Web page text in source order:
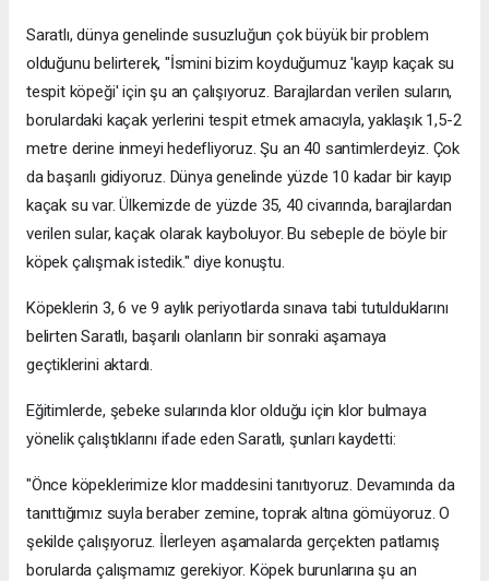
Saratlı, dünya genelinde susuzluğun çok büyük bir problem
olduğunu belirterek, "İsmini bizim koyduğumuz 'kayıp kaçak su
tespit köpeği' için şu an çalışıyoruz. Barajlardan verilen suların,
borulardaki kaçak yerlerini tespit etmek amacıyla, yaklaşık 1,5-2
metre derine inmeyi hedefliyoruz. Şu an 40 santimlerdeyiz. Çok
da başarılı gidiyoruz. Dünya genelinde yüzde 10 kadar bir kayıp
kaçak su var. Ülkemizde de yüzde 35, 40 civarında, barajlardan
verilen sular, kaçak olarak kayboluyor. Bu sebeple de böyle bir
köpek çalışmak istedik." diye konuştu.
Köpeklerin 3, 6 ve 9 aylık periyotlarda sınava tabi tutulduklarını
belirten Saratlı, başarılı olanların bir sonraki aşamaya
geçtiklerini aktardı.
Eğitimlerde, şebeke sularında klor olduğu için klor bulmaya
yönelik çalıştıklarını ifade eden Saratlı, şunları kaydetti:
"Önce köpeklerimize klor maddesini tanıtıyoruz. Devamında da
tanıttığımız suyla beraber zemine, toprak altına gömüyoruz. O
şekilde çalışıyoruz. İlerleyen aşamalarda gerçekten patlamış
borularda çalışmamız gerekiyor. Köpek burunlarına şu an